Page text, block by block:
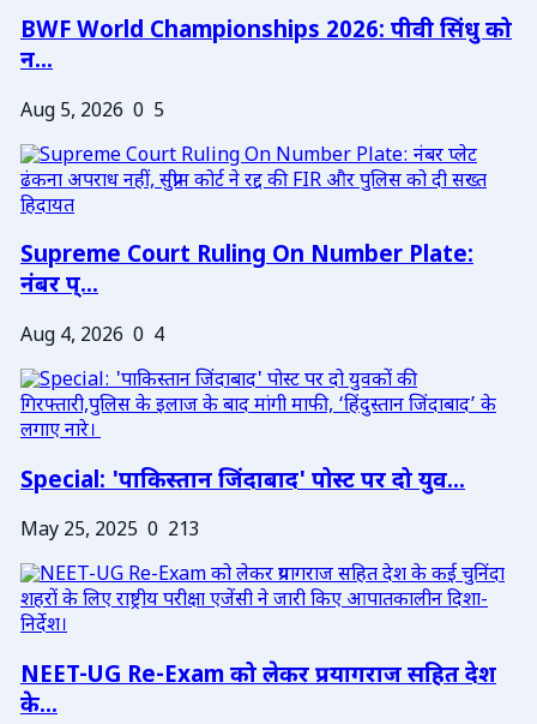
BWF World Championships 2026: पीवी सिंधु को
न...
Aug 5, 2026 0 5
Supreme Court Ruling On Number Plate:
नंबर प्...
Aug 4, 2026 0 4
Special: 'पाकिस्तान जिंदाबाद' पोस्ट पर दो युव...
May 25, 2025 0 213
NEET-UG Re-Exam को लेकर प्रयागराज सहित देश
के...